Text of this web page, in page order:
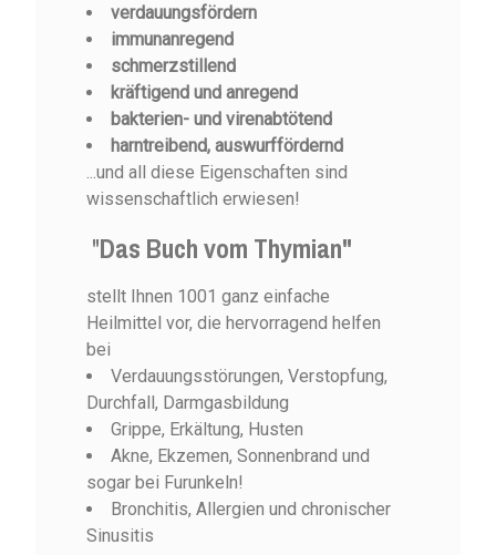
verdauungsfördern
immunanregend
schmerzstillend
kräftigend und anregend
bakterien- und virenabtötend
harntreibend, auswurffördernd
...und all diese Eigenschaften sind
wissenschaftlich erwiesen!
"Das Buch vom Thymian"
stellt Ihnen 1001 ganz einfache
Heilmittel vor, die hervorragend helfen
bei
Verdauungsstörungen, Verstopfung,
Durchfall, Darmgasbildung
Grippe, Erkältung, Husten
Akne, Ekzemen, Sonnenbrand und
sogar bei Furunkeln!
Bronchitis, Allergien und chronischer
Sinusitis